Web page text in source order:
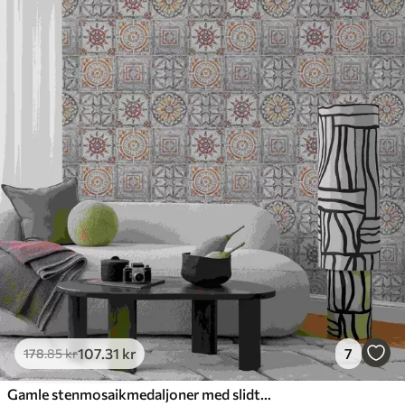
rengøres med vand.
Anvendelsesmetode Problemfri anvendelse
Tilgængelige materialer
Standard
365.00219.00kr/m²
Premium
448.33269.00kr/m²
Premium vinyl
516.67310.00kr/m²
178.85kr107.31 kr 7
Gamle stenmosaikmedaljoner med slidte detaljer